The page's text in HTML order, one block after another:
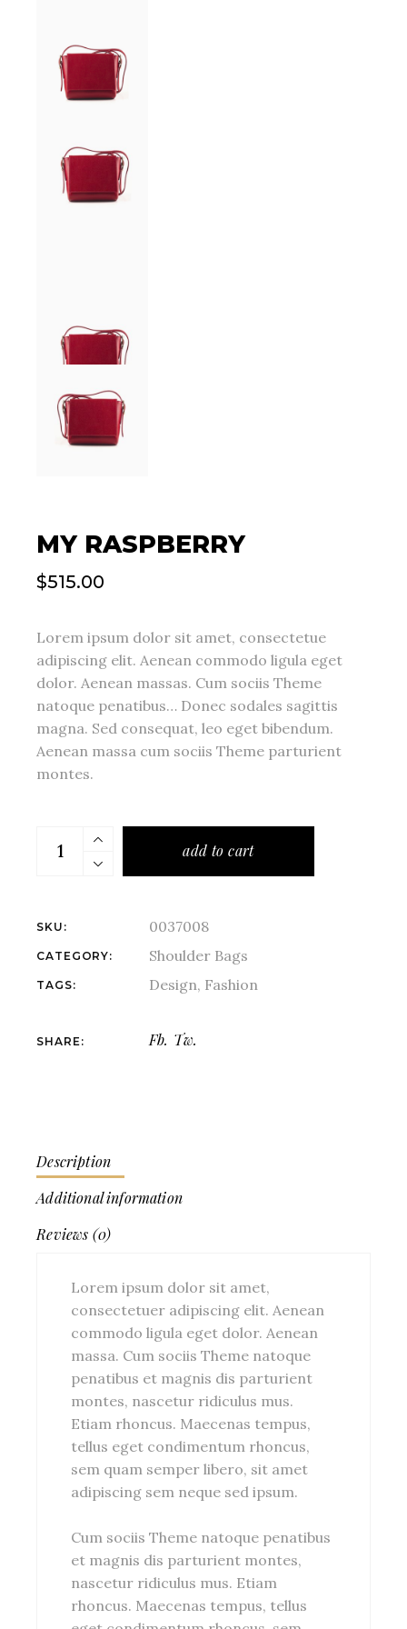
MY RASPBERRY
$515.00
Lorem ipsum dolor sit amet, consectetue
adipiscing elit. Aenean commodo ligula eget
dolor. Aenean massas. Cum sociis Theme
natoque penatibus… Donec sodales sagittis
magna. Sed consequat, leo eget bibendum.
Aenean massa cum sociis Theme parturient
montes.
add to cart
SKU: 0037008
CATEGORY: Shoulder Bags
TAGS: Design, Fashion
SHARE: Fb. Tw.
Description
Additional information
Reviews (0)
Lorem ipsum dolor sit amet,
consectetuer adipiscing elit. Aenean
commodo ligula eget dolor. Aenean
massa. Cum sociis Theme natoque
penatibus et magnis dis parturient
montes, nascetur ridiculus mus.
Etiam rhoncus. Maecenas tempus,
tellus eget condimentum rhoncus,
sem quam semper libero, sit amet
adipiscing sem neque sed ipsum.
Cum sociis Theme natoque penatibus
et magnis dis parturient montes,
nascetur ridiculus mus. Etiam
rhoncus. Maecenas tempus, tellus